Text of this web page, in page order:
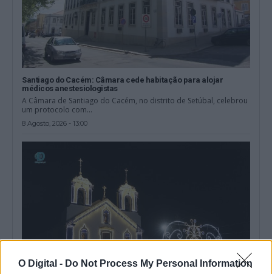
O Digital - Do Not Process My Personal Information
Santiago do Cacém: Câmara cede habitação para alojar
médicos anestesiologistas
A Câmara de Santiago do Cacém, no distrito de Setúbal, celebrou
um protocolo com...
8 Agosto, 2026 - 13:00